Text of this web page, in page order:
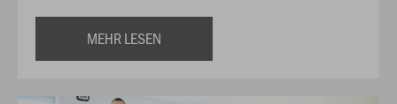
MEHR LESEN